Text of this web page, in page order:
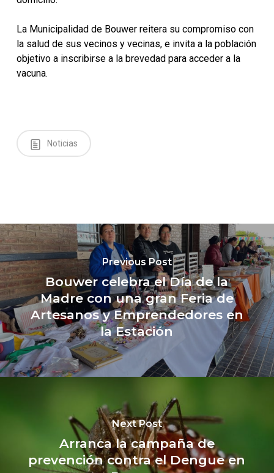
La Municipalidad de Bouwer reitera su compromiso con
la salud de sus vecinos y vecinas, e invita a la población
objetivo a inscribirse a la brevedad para acceder a la
vacuna.
Noticias
Previous Post
Bouwer celebra el Día de la
Madre con una gran Feria de
Artesanos y Emprendedores en
la Estación
Next Post
Arranca la campaña de
prevención contra el Dengue en